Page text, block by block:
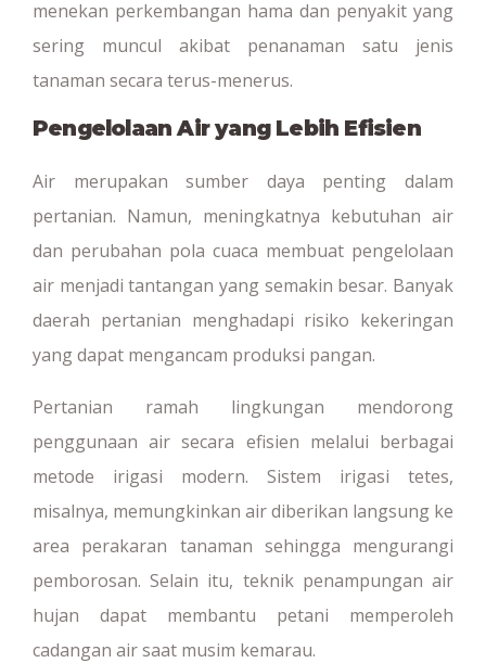
menekan perkembangan hama dan penyakit yang
sering muncul akibat penanaman satu jenis
tanaman secara terus-menerus.
Pengelolaan Air yang Lebih Efisien
Air merupakan sumber daya penting dalam
pertanian. Namun, meningkatnya kebutuhan air
dan perubahan pola cuaca membuat pengelolaan
air menjadi tantangan yang semakin besar. Banyak
daerah pertanian menghadapi risiko kekeringan
yang dapat mengancam produksi pangan.
Pertanian ramah lingkungan mendorong
penggunaan air secara efisien melalui berbagai
metode irigasi modern. Sistem irigasi tetes,
misalnya, memungkinkan air diberikan langsung ke
area perakaran tanaman sehingga mengurangi
pemborosan. Selain itu, teknik penampungan air
hujan dapat membantu petani memperoleh
cadangan air saat musim kemarau.